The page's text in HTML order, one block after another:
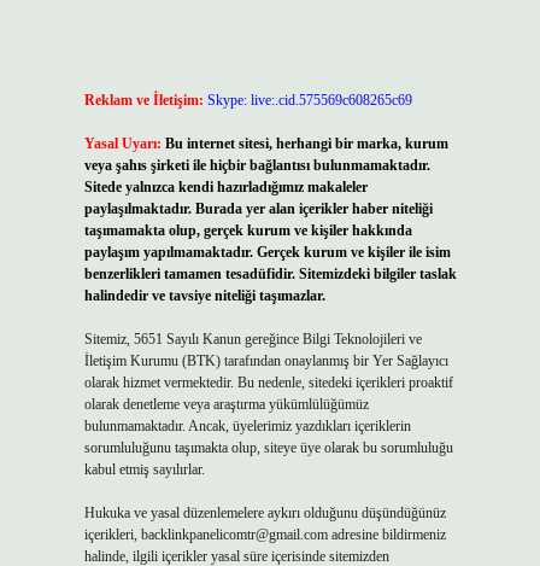
Reklam ve İletişim: Skype: live:.cid.575569c608265c69
Yasal Uyarı: Bu internet sitesi, herhangi bir marka, kurum
veya şahıs şirketi ile hiçbir bağlantısı bulunmamaktadır.
Sitede yalnızca kendi hazırladığımız makaleler
paylaşılmaktadır. Burada yer alan içerikler haber niteliği
taşımamakta olup, gerçek kurum ve kişiler hakkında
paylaşım yapılmamaktadır. Gerçek kurum ve kişiler ile isim
benzerlikleri tamamen tesadüfidir. Sitemizdeki bilgiler taslak
halindedir ve tavsiye niteliği taşımazlar.
Sitemiz, 5651 Sayılı Kanun gereğince Bilgi Teknolojileri ve
İletişim Kurumu (BTK) tarafından onaylanmış bir Yer Sağlayıcı
olarak hizmet vermektedir. Bu nedenle, sitedeki içerikleri proaktif
olarak denetleme veya araştırma yükümlülüğümüz
bulunmamaktadır. Ancak, üyelerimiz yazdıkları içeriklerin
sorumluluğunu taşımakta olup, siteye üye olarak bu sorumluluğu
kabul etmiş sayılırlar.
Hukuka ve yasal düzenlemelere aykırı olduğunu düşündüğünüz
içerikleri, backlinkpanelicomtr@gmail.comadresine bildirmeniz
halinde, ilgili içerikler yasal süre içerisinde sitemizden